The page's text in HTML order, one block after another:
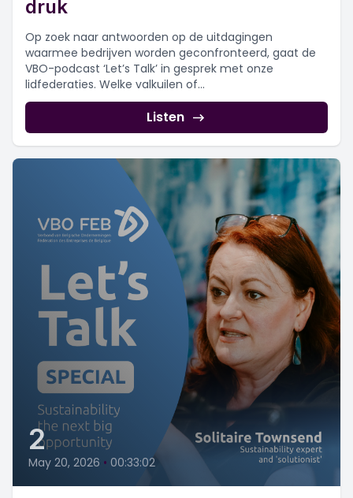
druk
Op zoek naar antwoorden op de uitdagingen
waarmee bedrijven worden geconfronteerd, gaat de
VBO-podcast ‘Let’s Talk’ in gesprek met onze
lidfederaties. Welke valkuilen of...
Listen
2
May 20, 2026 • 00:33:02